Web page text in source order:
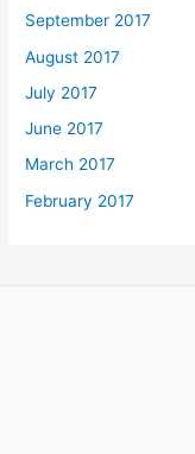
September 2017
August 2017
July 2017
June 2017
March 2017
February 2017